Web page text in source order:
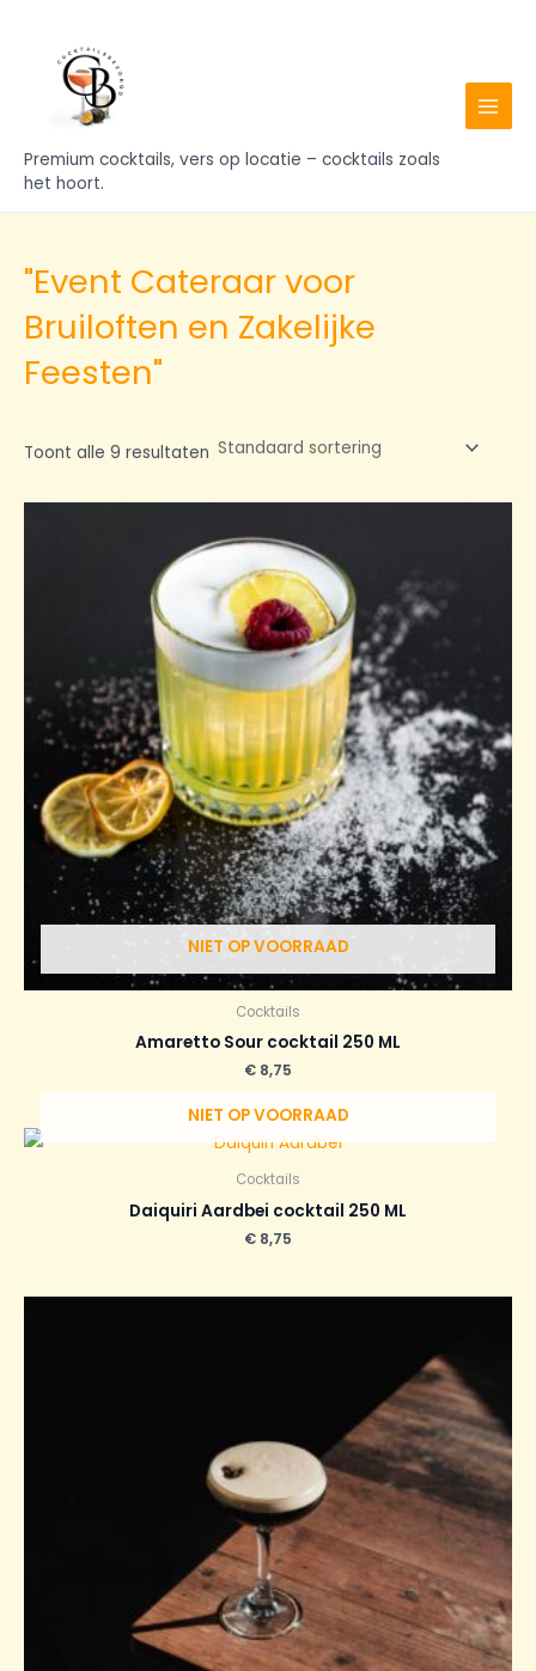
Premium cocktails, vers op locatie – cocktails zoals
het hoort.
"Event Cateraar voor
Bruiloften en Zakelijke
Feesten"
Toont alle 9 resultaten
NIET OP VOORRAAD
Cocktails
Amaretto Sour cocktail 250 ML
€ 8,75
NIET OP VOORRAAD
Cocktails
Daiquiri Aardbei cocktail 250 ML
€ 8,75